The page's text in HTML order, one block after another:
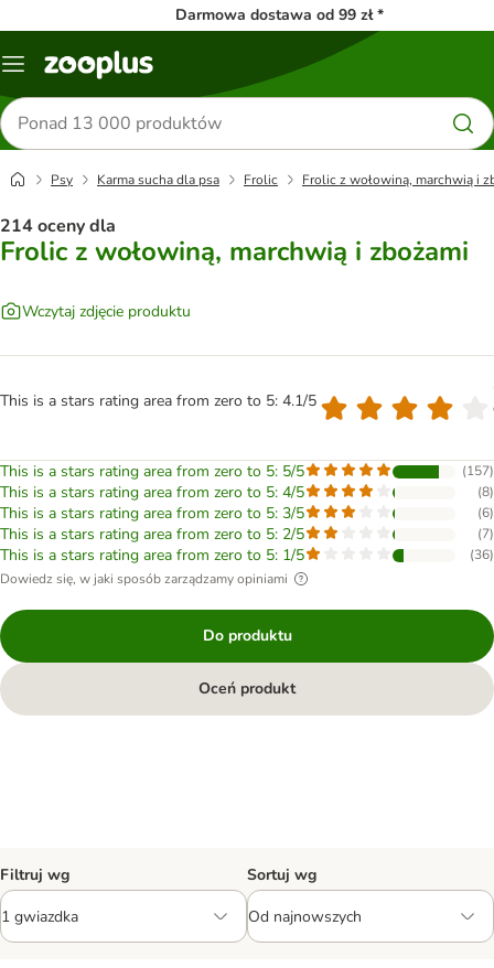
Darmowa dostawa od 99 zł *
Menu
Szukaj
produktów
Psy Karma sucha dla psa Frolic Frolic z wołowiną, marchwią i
214 oceny dla
Frolic z wołowiną, marchwią i zbożami
Wczytaj zdjęcie produktu
This is a stars rating area from zero to 5: 4.1/5
This is a stars rating area from zero to 5: 5/5 (157)
This is a stars rating area from zero to 5: 4/5 (8)
This is a stars rating area from zero to 5: 3/5 (6)
This is a stars rating area from zero to 5: 2/5 (7)
This is a stars rating area from zero to 5: 1/5 (36)
Dowiedz się, w jaki sposób zarządzamy opiniami
Do produktu
Oceń produkt
Filtruj wg Sortuj wg